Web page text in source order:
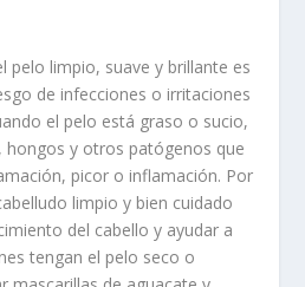
pelo limpio, suave y brillante es
de infecciones o irritaciones
el pelo está graso o sucio,
hongos y otros patógenos que
picor o inflamación. Por
limpio y bien cuidado
del cabello y ayudar a
tengan el pelo seco o